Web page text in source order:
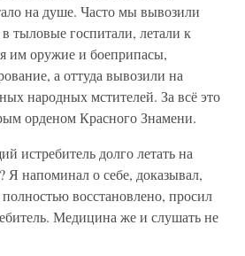
на душе. Часто мы вывозили
тыловые госпитали, летали к
им оружие и боеприпасы,
а оттуда вывозили на
народных мстителей. За всё это
орденом Красного Знамени.
истребитель долго летать на
Я напоминал о себе, доказывал,
восстановлено, просил
Медицина же и слушать не